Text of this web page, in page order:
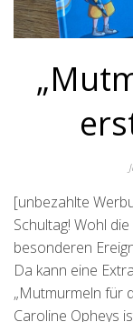
[unbezahlte
Schultag! Wohl
besonderen
Da kann eine
„Mutmurmeln für
Caroline Opheys